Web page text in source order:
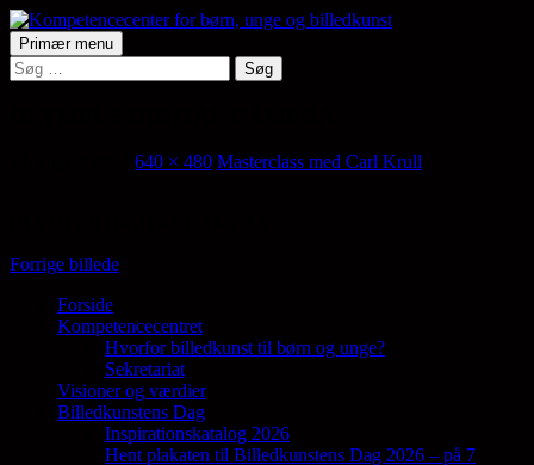
Hop
til
indhold
Kompetencecenter for børn,
SøgPrimær menu
Søg
efter:
640 × 480 Masterclass med Carl Krull
Forrige billede
Samler en lang række aktører på tværs af
den billedkunstneriske fødekæde
Forside
Kompetencecentret
Hvorfor billedkunst til børn og unge?
Sekretariat
Visioner og værdier
Billedkunstens Dag
Inspirationskatalog 2026
Hent plakaten til Billedkunstens Dag 2026 – på 7